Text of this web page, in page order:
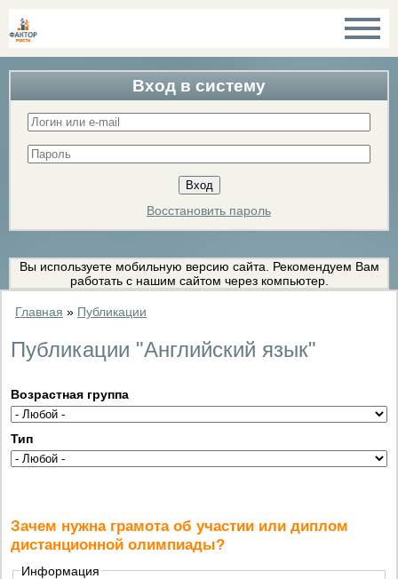
Вход в систему
Восстановить пароль
Вы используете мобильную версию сайта. Рекомендуем Вам
работать с нашим сайтом через компьютер.
Главная » Публикации
Публикации "Английский язык"
Возрастная группа
Тип
Зачем нужна грамота об участии или диплом
дистанционной олимпиады?
Информация